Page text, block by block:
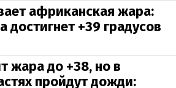
африканская жара:
достигнет +39 градусов
жара до +38, но в
пройдут дожди: